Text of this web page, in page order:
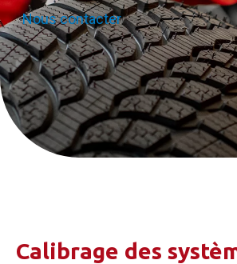
Nous contacter
Calibrage des